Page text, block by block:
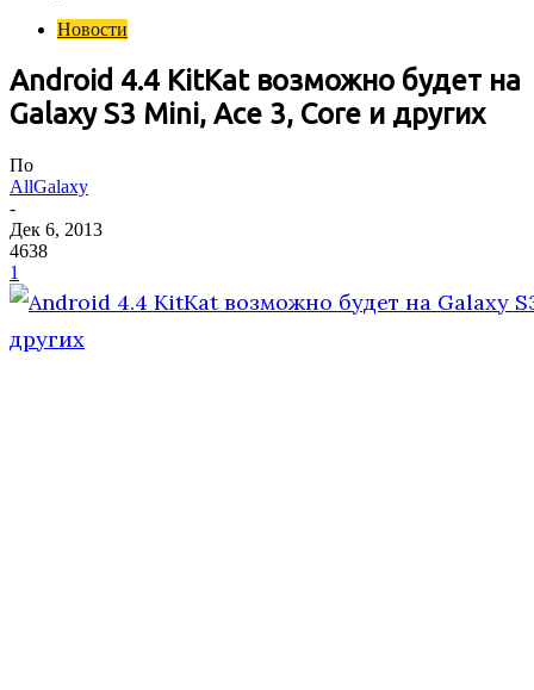
Новости
Android 4.4 KitKat возможно будет на
Galaxy S3 Mini, Ace 3, Core и других
По
AllGalaxy
-
Дек 6, 2013
4638
1